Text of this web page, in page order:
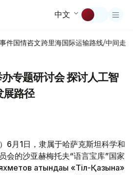
中文
事件国情咨文跨里海国际运输路线/中间走廊
专题研讨会 探讨人工智
展路径
6月1日，隶属于哈萨克斯坦科学和
会的沙亚赫梅托夫“语言宝库”国家
атындағы «Тіл-Қазына»